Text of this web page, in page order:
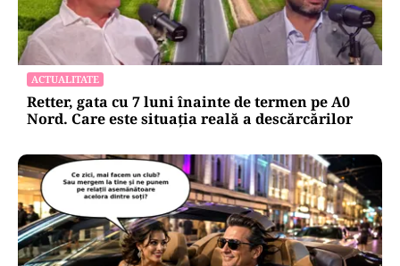
ACTUALITATE
Retter, gata cu 7 luni înainte de termen pe A0
Nord. Care este situația reală a descărcărilor